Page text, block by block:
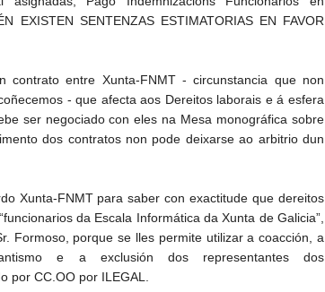
EXISTEN SENTENZAS ESTIMATORIAS EN FAVOR
contrato entre Xunta-FNMT - circunstancia que non
- que afecta aos Dereitos laborais e á esfera
ser negociado con eles na Mesa monográfica sobre
dos contratos non pode deixarse ao arbitrio dun
Xunta-FNMT para saber con exactitude que dereitos
da Escala Informática da Xunta de Galicia”,
Formoso, porque se lles permite utilizar a coacción, a
e a exclusión dos representantes dos
por CC.OO por ILEGAL.